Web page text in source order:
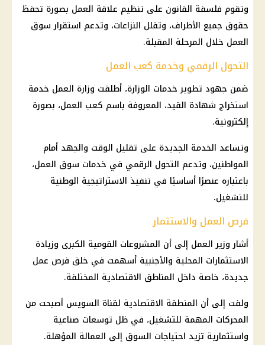
وتقوم فلسفة القانون على تنظيم علاقة العمل بصورة تحفظ
حقوق جميع الأطراف، وتقلل النزاعات، وتدعم استقرارسوق
العمل خلال المرحلة المقبلة.
التحول الرقمي وخدمة كعب العمل
ضمن جهود تطوير خدمات الوزارة، أطلقت وزارة العمل خدمة
استخراج شهادة القيد، المعروفة باسم كعب العمل، بصورة
إلكترونية.
وتساعد الخدمة الجديدة على تقليل الوقت والجهد أمام
المواطنين، وتدعم التحول الرقمي في خدمات سوق العمل،
باعتباره عنصرًا أساسيًا في تنفيذ الاستراتيجية الوطنية
للتشغيل.
فرص العمل والاستثمار
أشار وزير العمل إلى أن المشروعات القومية الكبرى وزيادة
الاستثمارات المحلية والأجنبية أسهمت في خلق فرص عمل
جديدة، خاصة داخل المناطق الاقتصادية المختلفة.
ولفت إلى أن المنطقة الاقتصادية لقناة السويس أصبحت من
المحركات المهمة للتشغيل، في ظل توسعات صناعية
واستثمارية تزيد احتياجات السوق إلى العمالة المؤهلة.